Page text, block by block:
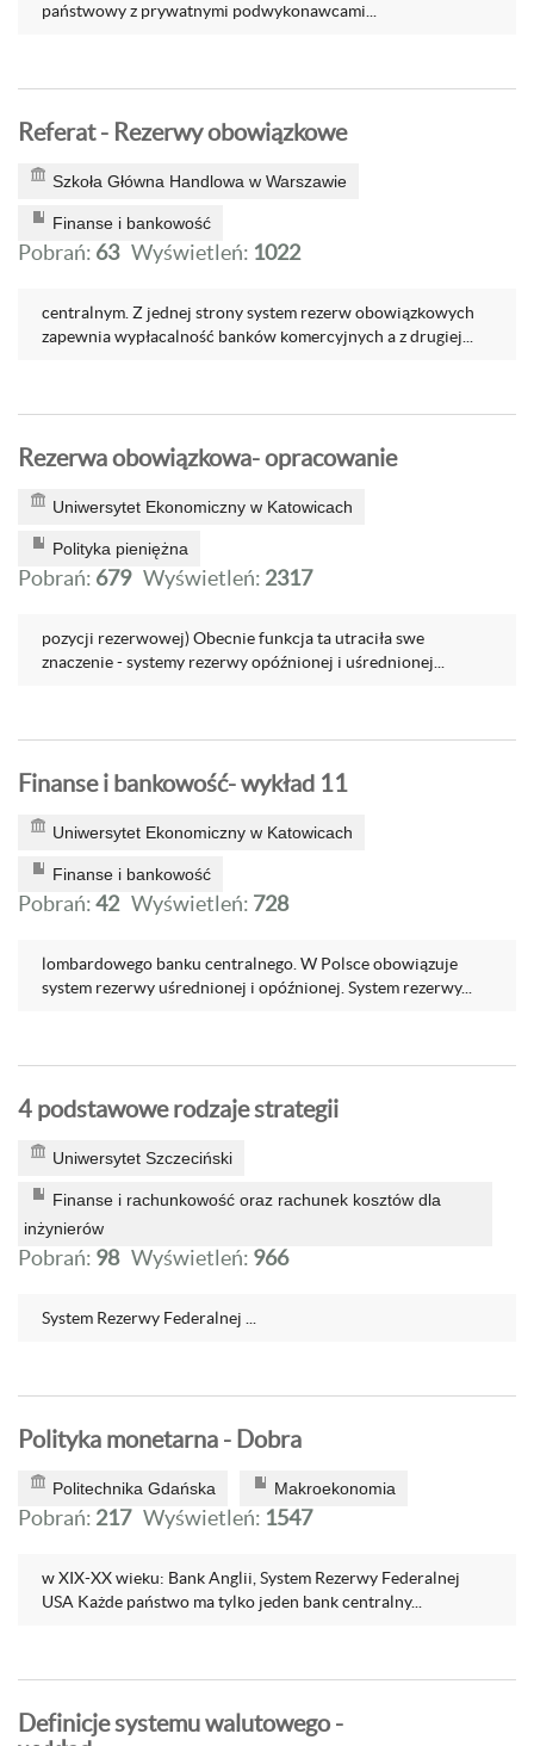
państwowy z prywatnymi podwykonawcami...
Referat - Rezerwy obowiązkowe
Szkoła Główna Handlowa w Warszawie
Finanse i bankowość
Pobrań: 63 Wyświetleń: 1022
centralnym. Z jednej strony system rezerw obowiązkowych
zapewnia wypłacalność banków komercyjnych a z drugiej...
Rezerwa obowiązkowa- opracowanie
Uniwersytet Ekonomiczny w Katowicach
Polityka pieniężna
Pobrań: 679 Wyświetleń: 2317
pozycji rezerwowej) Obecnie funkcja ta utraciła swe
znaczenie - systemy rezerwy opóźnionej i uśrednionej...
Finanse i bankowość- wykład 11
Uniwersytet Ekonomiczny w Katowicach
Finanse i bankowość
Pobrań:42 Wyświetleń: 728
lombardowego banku centralnego. W Polsce obowiązuje
system rezerwy uśrednionej i opóźnionej. System rezerwy...
4 podstawowe rodzaje strategii
Uniwersytet Szczeciński
Finanse i rachunkowość oraz rachunek kosztów dla
inżynierów
Pobrań: 98 Wyświetleń: 966
System Rezerwy Federalnej ...
Polityka monetarna - Dobra
Politechnika Gdańska Makroekonomia
Pobrań: 217 Wyświetleń: 1547
w XIX-XX wieku: Bank Anglii, System Rezerwy Federalnej
USA Każde państwo ma tylko jeden bank centralny...
Definicje systemu walutowego -